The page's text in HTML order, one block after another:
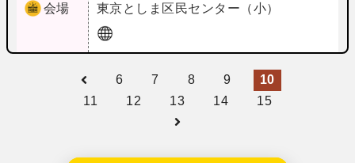
会場 東京としま区民センター（小）
6 7 8 9
10
11
12 13 14 15